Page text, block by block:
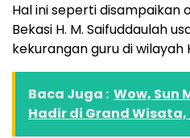
Hal ini seperti disampaikan
Bekasi H. M. Saifuddaulah
kekurangan guru di wilayah
Baca Juga : Wow, Sun
Hadir di Grand Wisata,